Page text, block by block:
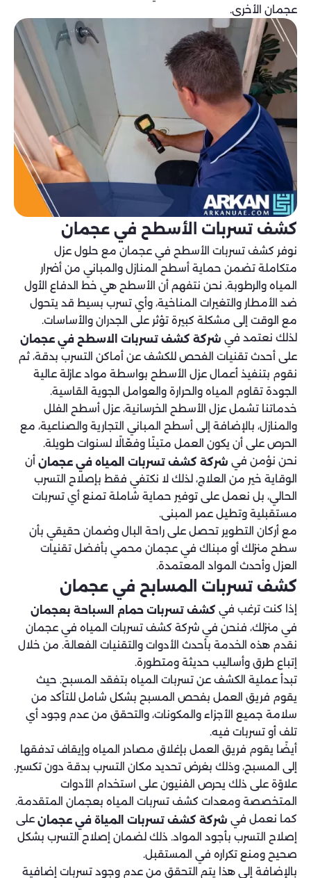
عجمان الأخرى.
كشف تسربات الأسطح في عجمان
نوفر كشف تسربات الأسطح في عجمان مع حلول عزل
متكاملة تضمن حماية أسطح المنازل والمباني من أضرار
المياه والرطوبة. نحن نتفهم أن الأسطح هي خط الدفاع الأول
ضد الأمطار والتغيرات المناخية، وأي تسرب بسيط قد يتحول
مع الوقت إلى مشكلة كبيرة تؤثر على الجدران والأساسات.
لذلك نعتمد في شركة كشف تسربات الاسطح في عجمان
على أحدث تقنيات الفحص للكشف عن أماكن التسرب بدقة، ثم
نقوم بتنفيذ أعمال عزل الأسطح بواسطة مواد عازلة عالية
الجودة تقاوم المياه والحرارة والعوامل الجوية القاسية.
خدماتنا تشمل عزل الأسطح الخرسانية، عزل أسطح الفلل
والمنازل، بالإضافة إلى أسطح المباني التجارية والصناعية، مع
الحرص على أن يكون العمل متينًا وفعّالًا لسنوات طويلة.
نحن نؤمن في شركة كشف تسربات المياه في عجمان أن
الوقاية خير من العلاج، لذلك لا نكتفي فقط بإصلاح التسرب
الحالي، بل نعمل على توفير حماية شاملة تمنع أي تسربات
مستقبلية وتطيل عمر المبنى.
مع أركان التطوير تحصل على راحة البال وضمان حقيقي بأن
سطح منزلك أو مبناك في عجمان محمي بأفضل تقنيات
العزل وأحدث المواد المعتمدة.
كشف تسربات المسابح في عجمان
إذا كنت ترغب في كشف تسربات حمام السباحة بعجمان
في منزلك، فنحن في شركة كشف تسربات المياه في عجمان
نقدم هذه الخدمة بأحدث الأدوات والتقنيات الفعالة. من خلال
إتباع طرق وأساليب حديثة ومتطورة.
تبدأ عملية الكشف عن تسربات المياه بتفقد المسبح. حيث
يقوم فريق العمل بفحص المسبح بشكل شامل للتأكد من
سلامة جميع الأجزاء والمكونات، والتحقق من عدم وجود أي
تلف أو تسربات فيه.
أيضًا يقوم فريق العمل بإغلاق مصادر المياه وإيقاف تدفقها
إلى المسبح، وذلك بغرض تحديد مكان التسرب بدقة دون تكسير.
علاوًة على ذلك يحرص الفنيون على استخدام الأدوات
المتخصصة ومعدات كشف تسربات المياه بعجمان المتقدمة.
كما نعمل في شركة كشف تسربات المياة في عجمان على
إصلاح التسرب بأجود المواد. ذلك لضمان إصلاح التسرب بشكل
صحيح ومنع تكراره في المستقبل.
بالإضافة إلى هذا يتم التحقق من عدم وجود تسربات إضافية